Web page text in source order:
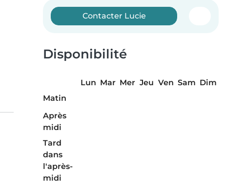
Contacter Lucie
Disponibilité
Lun Mar Mer Jeu Ven Sam Dim
Matin
Après
midi
Tard
dans
l'après-
midi